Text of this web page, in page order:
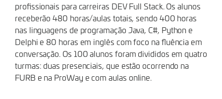
profissionais para carreiras DEV Full Stack. Os alunos
receberão 480 horas/aulas totais, sendo 400 horas
nas linguagens de programação Java, C#, Python e
Delphi e 80 horas em inglês com foco na fluência em
conversação. Os 100 alunos foram divididos em quatro
turmas: duas presenciais, que estão ocorrendo na
FURB e na ProWay e com aulas online.